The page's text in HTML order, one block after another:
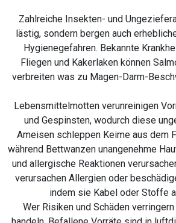
Zahlreiche Insekten- und
lästig, sondern bergen auch
Hygienegefahren. Bekannte
Fliegen und Kakerlaken können
verbreiten was zu Magen-Darm-
Lebensmittelmotten verunreinigen
und Gespinsten, wodurch diese
Ameisen schleppen Keime aus dem
während Bettwanzen unangenehme
und allergische Reaktionen
verursachen Allergien oder
indem sie Kabel oder Stoffe
Wer Risiken und Schäden